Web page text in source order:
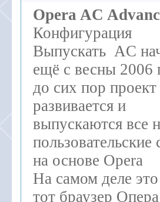
Opera AC
Конфигурация
Выпускать AC
ещё с весны 2006
до сих пор проект
развивается и
выпускаются все
пользовательские
на основе Opera
На самом деле
тот браузер